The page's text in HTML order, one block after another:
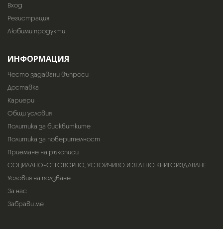
Вход
Регистрация
Любими продукти
ИНФОРМАЦИЯ
Често задавани въпроси
Доставка
Кариери
Общи условия
Политика за бисквитките
Политика за поверителност
Приемане на ръкописи
СОЦИАЛНО-ОТГОВОРНО, УСТОЙЧИВО И ЗЕЛЕНО КНИГОИЗДАВАНЕ
Условия на ползване
За нас
Забрави ме